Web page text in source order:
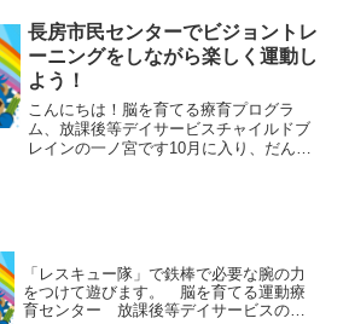
した。沢山遊んで、沢山食べ...
長房市民センターでビジョントレ
ーニングをしながら楽しく運動し
よう！
こんにちは！脳を育てる療育プログラ
ム、放課後等デイサービスチャイルドブ
レインの一ノ宮です10月に入り、だんだ
「レスキュー隊」で鉄棒で必要な腕の力
をつけて遊びます。 脳を育てる運動療
育センター 放課後等デイサービスのチ